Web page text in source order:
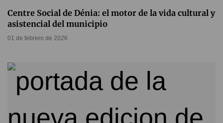
Centre Social de Dénia: el motor de la vida cultural y
asistencial del municipio
01 de febrero de 2026